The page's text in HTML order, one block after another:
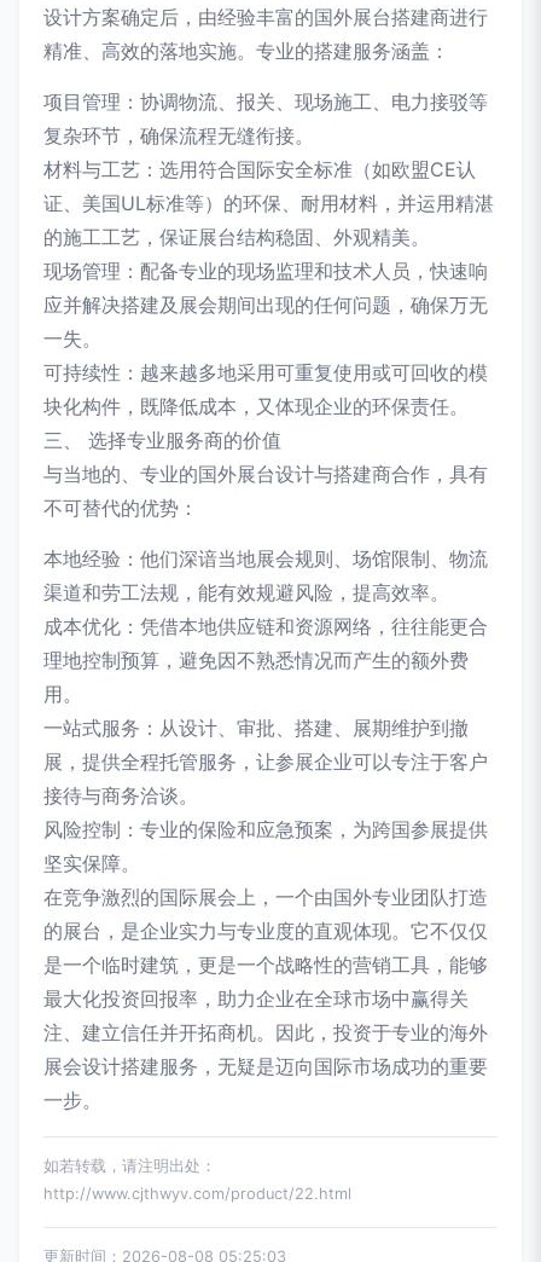
设计方案确定后，由经验丰富的国外展台搭建商进行
精准、高效的落地实施。专业的搭建服务涵盖：
项目管理：协调物流、报关、现场施工、电力接驳等
复杂环节，确保流程无缝衔接。
材料与工艺：选用符合国际安全标准（如欧盟CE认
证、美国UL标准等）的环保、耐用材料，并运用精湛
的施工工艺，保证展台结构稳固、外观精美。
现场管理：配备专业的现场监理和技术人员，快速响
应并解决搭建及展会期间出现的任何问题，确保万无
一失。
可持续性：越来越多地采用可重复使用或可回收的模
块化构件，既降低成本，又体现企业的环保责任。
三、 选择专业服务商的价值
与当地的、专业的国外展台设计与搭建商合作，具有
不可替代的优势：
本地经验：他们深谙当地展会规则、场馆限制、物流
渠道和劳工法规，能有效规避风险，提高效率。
成本优化：凭借本地供应链和资源网络，往往能更合
理地控制预算，避免因不熟悉情况而产生的额外费
用。
一站式服务：从设计、审批、搭建、展期维护到撤
展，提供全程托管服务，让参展企业可以专注于客户
接待与商务洽谈。
风险控制：专业的保险和应急预案，为跨国参展提供
坚实保障。
在竞争激烈的国际展会上，一个由国外专业团队打造
的展台，是企业实力与专业度的直观体现。它不仅仅
是一个临时建筑，更是一个战略性的营销工具，能够
最大化投资回报率，助力企业在全球市场中赢得关
注、建立信任并开拓商机。因此，投资于专业的海外
展会设计搭建服务，无疑是迈向国际市场成功的重要
一步。
如若转载，请注明出处：
http://www.cjthwyv.com/product/22.html
更新时间：2026-08-08 05:25:03